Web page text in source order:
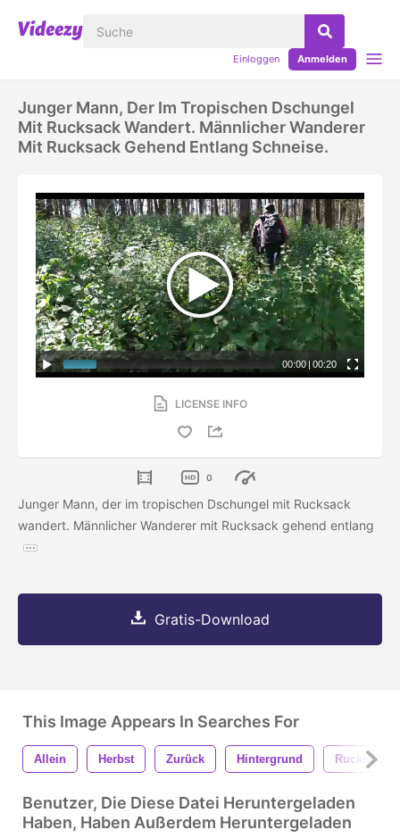
Einloggen Anmelden
Junger Mann, Der Im Tropischen Dschungel
Mit Rucksack Wandert. Männlicher Wanderer
Mit Rucksack Gehend Entlang Schneise.
00:00 | 00:20
LICENSE INFO
0
Junger Mann, der im tropischen Dschungel mit Rucksack
wandert. Männlicher Wanderer mit Rucksack gehend entlang
Gratis-Download
This Image Appears In Searches For
Allein Herbst Zurück Hintergrund Rucksack
Benutzer, Die Diese Datei Heruntergeladen
Haben, Haben Außerdem Heruntergeladen